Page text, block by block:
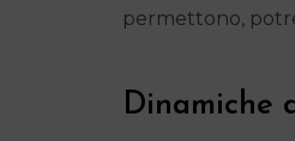
permettono,
Dinamiche